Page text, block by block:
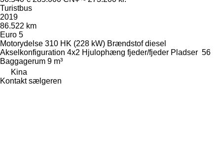
Turistbus
2019
86.522 km
Euro 5
Motorydelse 310 HK (228 kW) Brændstof diesel
Akselkonfiguration 4x2 Hjulophæng fjeder/fjeder Pladser 56
Baggagerum 9 m³
Kina
Kontakt sælgeren